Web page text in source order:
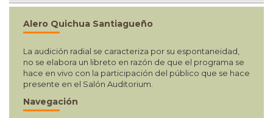
Alero Quichua Santiagueño
La audición radial se caracteriza por su espontaneidad,
no se elabora un libreto en razón de que el programa se
hace en vivo con la participación del público que se hace
presente en el Salón Auditorium.
Navegación